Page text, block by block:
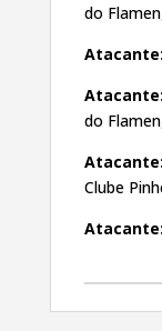
do
Atacante:
Atacante:
do
Atacante:
Clube
Atacante: